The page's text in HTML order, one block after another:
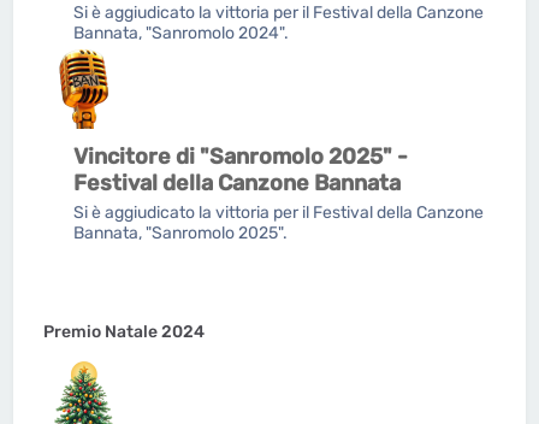
Si è aggiudicato la vittoria per il Festival della Canzone
Bannata, "Sanromolo 2024".
Vincitore di "Sanromolo 2025" -
Festival della Canzone Bannata
Si è aggiudicato la vittoria per il Festival della Canzone
Bannata, "Sanromolo 2025".
Premio Natale 2024